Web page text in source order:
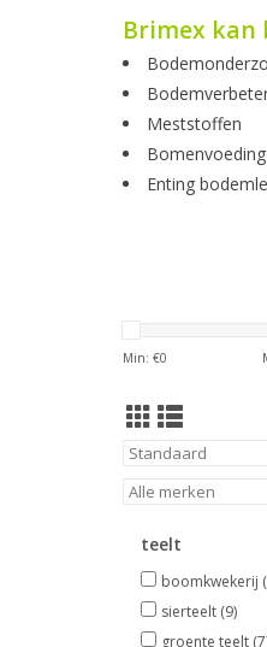
Brimex kan
Meststoffen
Bomenvoeding
Enting
Min: €0
teelt
boomkwekerij
sierteelt (9)
groente teelt